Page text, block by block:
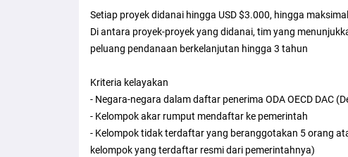
Setiap proyek didanai hingga USD $3.000, hingga
Di antara proyek-proyek yang didanai, tim yang
peluang pendanaan berkelanjutan hingga 3 tahun
Kriteria kelayakan
- Negara-negara dalam daftar penerima ODA OECD DAC
- Kelompok akar rumput mendaftar ke pemerintah
- Kelompok tidak terdaftar yang beranggotakan 5 orang
kelompok yang terdaftar resmi dari pemerintahnya)